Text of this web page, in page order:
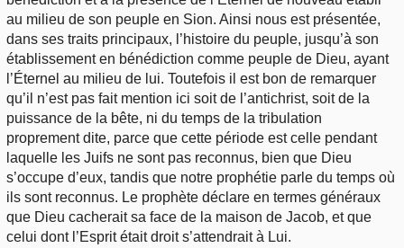
au milieu de son peuple en Sion. Ainsi nous est présentée,
dans ses traits principaux, l’histoire du peuple, jusqu’à son
établissement en bénédiction comme peuple de Dieu, ayant
l’Éternel au milieu de lui. Toutefois il est bon de remarquer
qu’il n’est pas fait mention ici soit de l’antichrist, soit de la
puissance de la bête, ni du temps de la tribulation
proprement dite, parce que cette période est celle pendant
laquelle les Juifs ne sont pas reconnus, bien que Dieu
s’occupe d’eux, tandis que notre prophétie parle du temps où
ils sont reconnus. Le prophète déclare en termes généraux
que Dieu cacherait sa face de la maison de Jacob, et que
celui dont l’Esprit était droit s’attendrait à Lui.